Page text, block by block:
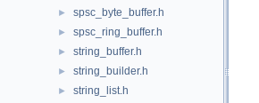
► spsc_byte_buffer.h
► spsc_ring_buffer.h
► string_buffer.h
► string_builder.h
► string_list.h